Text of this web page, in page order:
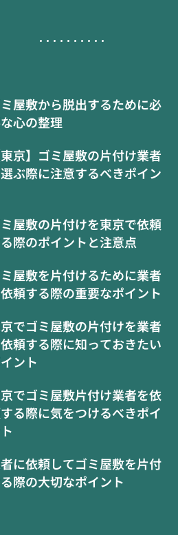
屋敷から脱出するために必
心の整理
東京】ゴミ屋敷の片付け業者
ぶ際に注意するべきポイン
屋敷の片付けを東京で依頼
際のポイントと注意点
屋敷を片付けるために業者
頼する際の重要なポイント
でゴミ屋敷の片付けを業者
頼する際に知っておきたい
ント
でゴミ屋敷片付け業者を依
る際に気をつけるべきポイ
に依頼してゴミ屋敷を片付
際の大切なポイント